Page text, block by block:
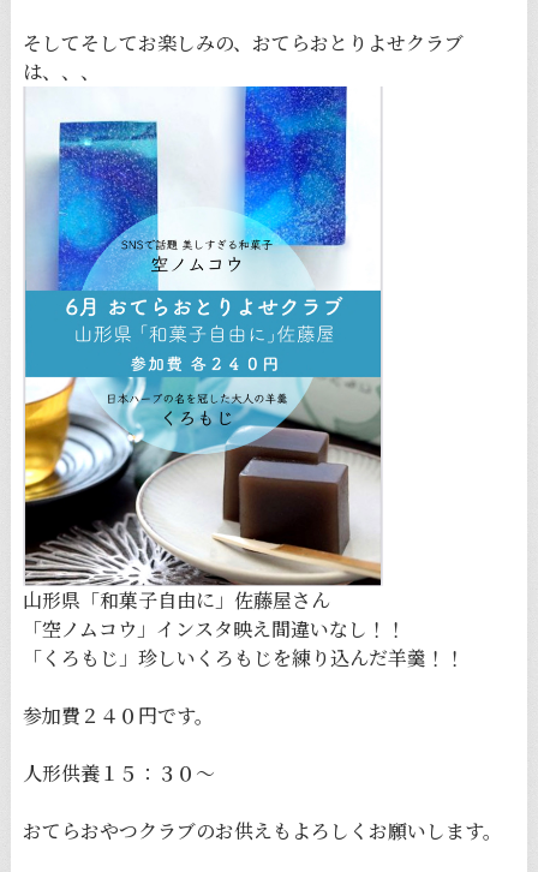
そしてそしてお楽しみの、おてらおとりよせクラブ
は、、、
山形県「和菓子自由に」佐藤屋さん
「空ノムコウ」インスタ映え間違いなし！！
「くろもじ」珍しいくろもじを練り込んだ羊羹！！
参加費２４０円です。
人形供養１５：３０〜
おてらおやつクラブのお供えもよろしくお願いします。